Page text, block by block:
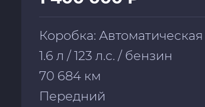
Коробка: Автоматическая
1.6 л / 123 л.с. / бензин
70 684 км
Передний